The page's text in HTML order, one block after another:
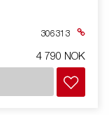
306313
4 790 NOK